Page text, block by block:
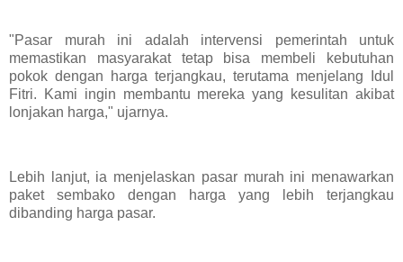
"Pasar murah ini adalah intervensi pemerintah untuk
memastikan masyarakat tetap bisa membeli kebutuhan
pokok dengan harga terjangkau, terutama menjelang Idul
Fitri. Kami ingin membantu mereka yang kesulitan akibat
lonjakan harga," ujarnya.
Lebih lanjut, ia menjelaskan pasar murah ini menawarkan
paket sembako dengan harga yang lebih terjangkau
dibanding harga pasar.